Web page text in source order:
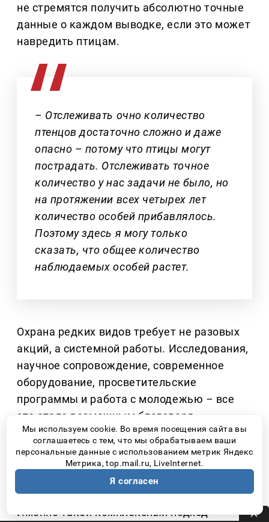
не стремятся получить абсолютно точные
данные о каждом выводке, если это может
навредить птицам.
– Отслеживать очно количество
птенцов достаточно сложно и даже
опасно – потому что птицы могут
пострадать. Отслеживать точное
количество у нас задачи не было, но
на протяжении всех четырех лет
количество особей прибавлялось.
Поэтому здесь я могу только
сказать, что общее количество
наблюдаемых особей растет.
Охрана редких видов требует не разовых
акций, а системной работы. Исследования,
научное сопровождение, современное
оборудование, просветительские
программы и работа с молодежью – все
это стало возможным благодаря
партнерству национального парка
«Самарская Лука» и предприятий
самарской производственной площадки
ПАО НК «Роснефть».
Именно такой комплексный подход
Мы используем cookie. Во время посещения сайта вы
соглашаетесь с тем, что мы обрабатываем ваши
персональные данные с использованием метрик Яндекс
Метрика, top.mail.ru, LiveInternet.
Я согласен